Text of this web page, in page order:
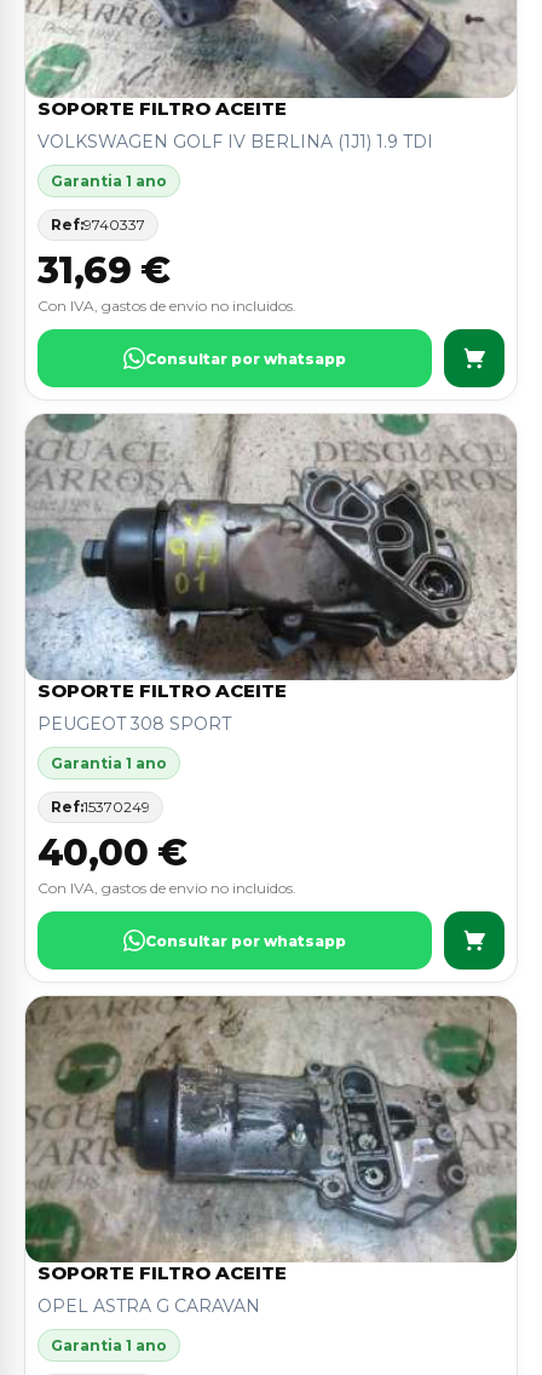
SOPORTE FILTRO ACEITE
VOLKSWAGEN GOLF IV BERLINA (1J1) 1.9 TDI
Garantia 1 ano
Ref:9740337
31,69 €
Con IVA, gastos de envio no incluidos.
Consultar por whatsapp
SOPORTE FILTRO ACEITE
PEUGEOT 308 SPORT
Garantia 1 ano
Ref:15370249
40,00 €
Con IVA, gastos de envio no incluidos.
Consultar por whatsapp
SOPORTE FILTRO ACEITE
OPEL ASTRA G CARAVAN
Garantia 1 ano